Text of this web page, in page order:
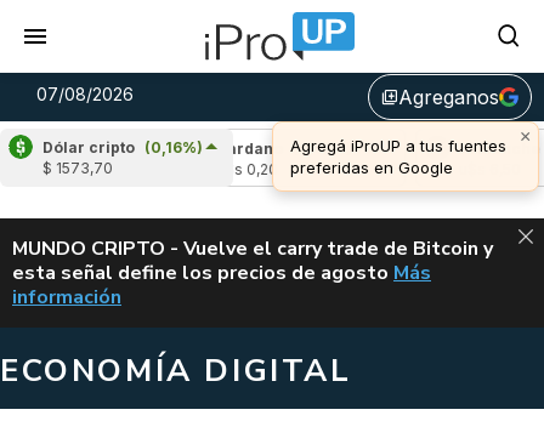
07/08/2026 library_addAgreganos
Dólar cripto (0,16%)
$ 1573,70
Cardano (5,49%)
Avalanche
u$s 6,50
ALERTA
MUNDO CRIPTO - Vuelve el carry trade de Bitcoin y
esta señal define los precios de agosto VUELVE EL
Más
información
ECONOMÍA DIGITAL